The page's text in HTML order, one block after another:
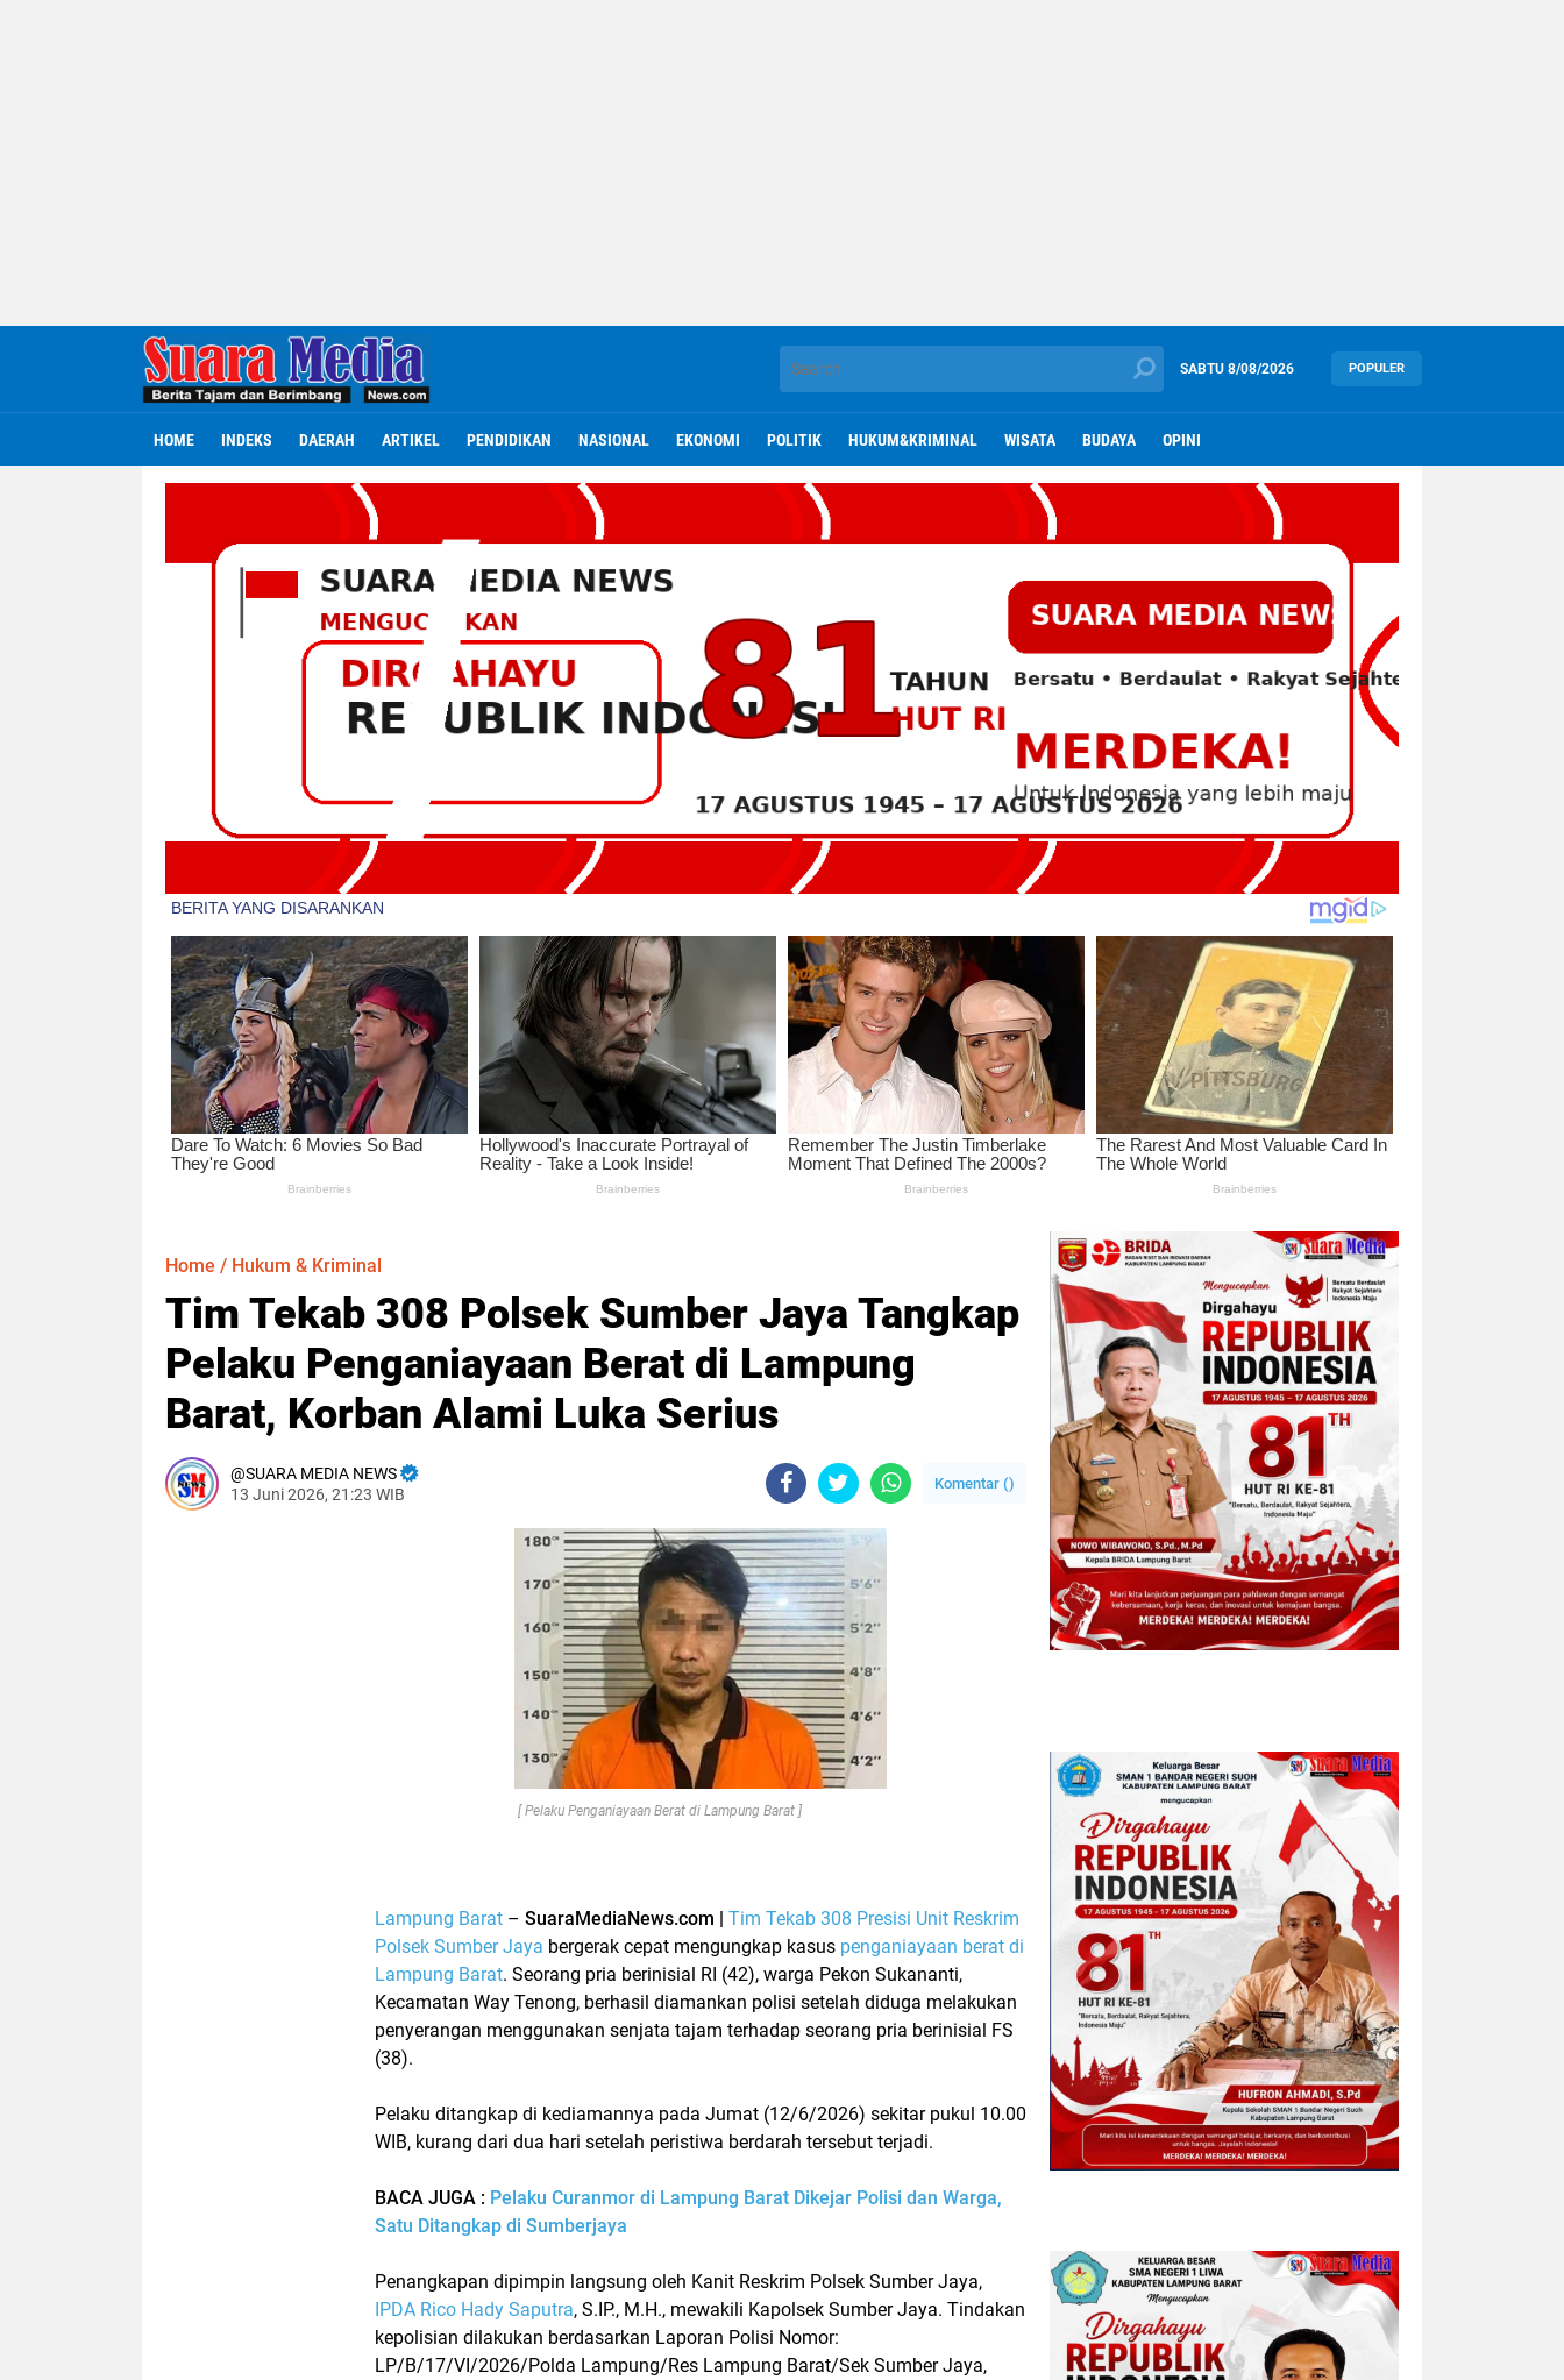
SABTU 8/08/2026 POPULER
HOME INDEKS DAERAH ARTIKEL PENDIDIKAN NASIONAL EKONOMI POLITIK HUKUM&KRIMINAL WISATA BUDAYA OPINI
Home / Hukum & Kriminal
Tim Tekab 308 Polsek Sumber Jaya Tangkap
Pelaku Penganiayaan Berat di Lampung
Barat, Korban Alami Luka Serius
SUARA MEDIA NEWS
13 Juni 2026, 21:23 WIB
Komentar ()
[ Pelaku Penganiayaan Berat di Lampung Barat ]
Lampung Barat – SuaraMediaNews.com | Tim Tekab 308 Presisi Unit Reskrim
Polsek Sumber Jaya bergerak cepat mengungkap kasus penganiayaan berat di
Lampung Barat. Seorang pria berinisial RI (42), warga Pekon Sukananti,
Kecamatan Way Tenong, berhasil diamankan polisi setelah diduga melakukan
penyerangan menggunakan senjata tajam terhadap seorang pria berinisial FS
(38).
Pelaku ditangkap di kediamannya pada Jumat (12/6/2026) sekitar pukul 10.00
WIB, kurang dari dua hari setelah peristiwa berdarah tersebut terjadi.
BACA JUGA : Pelaku Curanmor di Lampung Barat Dikejar Polisi dan Warga,
Satu Ditangkap di Sumberjaya
Penangkapan dipimpin langsung oleh Kanit Reskrim Polsek Sumber Jaya,
IPDA Rico Hady Saputra, S.IP., M.H., mewakili Kapolsek Sumber Jaya. Tindakan
kepolisian dilakukan berdasarkan Laporan Polisi Nomor:
LP/B/17/VI/2026/Polda Lampung/Res Lampung Barat/Sek Sumber Jaya,